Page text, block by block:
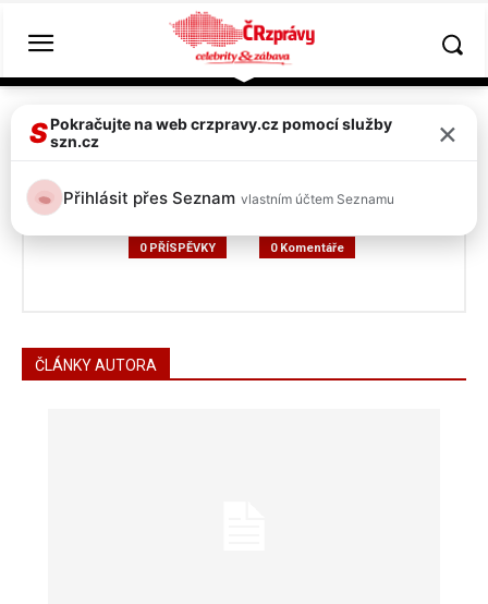
Seznam uživatel
0 PŘÍSPĚVKY 0 Komentáře
ČLÁNKY AUTORA
SPokračujte na web crzpravy.cz pomocí služby
szn.cz
×
Přihlásit přes Seznam vlastním účtem Seznamu